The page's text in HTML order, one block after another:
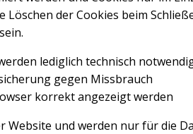
der Cookies beim
lediglich technisch
gegen Missbrauch
korrekt angezeigt werden
und werden nur für die